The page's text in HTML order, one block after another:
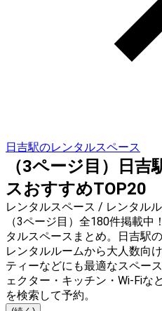
日吉駅のレンタルスペース
（3ページ目）日
スおすすめTOP20
レンタルスペース / レンタル
（3ページ目）全180件掲載
タルスペースまとめ。日吉駅
レンタルルームから大人数向
ティーなどにも最適なスペー
ェクター・キッチン・Wi-Fiな
を検索して予約。